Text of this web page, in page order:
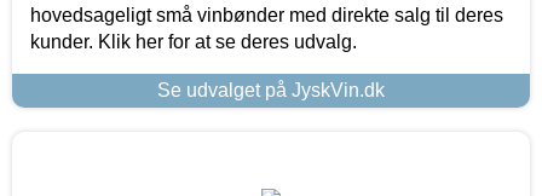
hovedsageligt små vinbønder med direkte salg til deres
kunder. Klik her for at se deres udvalg.
Se udvalget på JyskVin.dk